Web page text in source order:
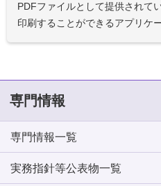
PDFファイルとして提供されて
印刷することができるアプリケ
専門情報
専門情報一覧
実務指針等公表物一覧